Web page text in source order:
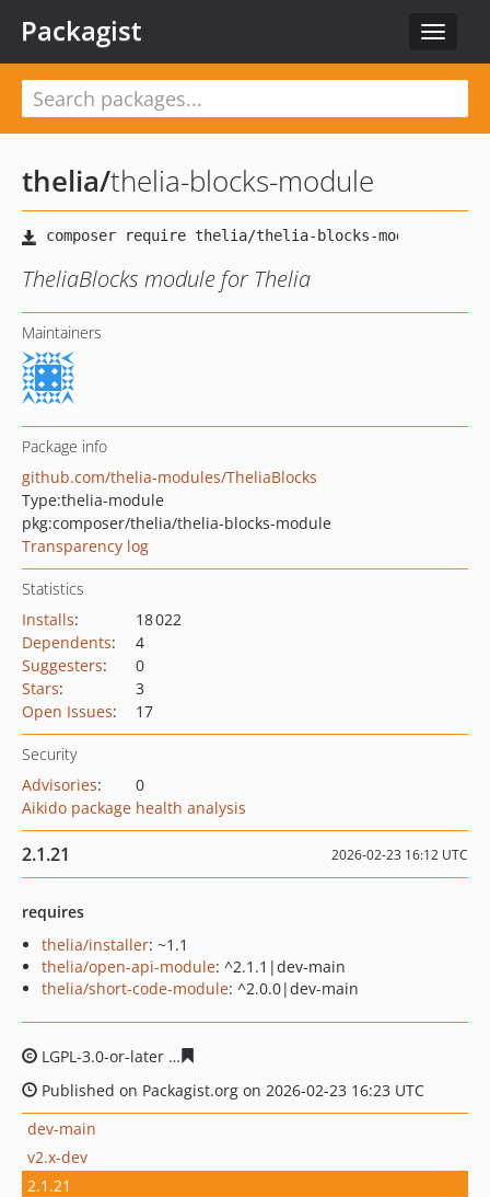
Toggle
Packagist
thelia/thelia-blocks-module
TheliaBlocks module for Thelia
Maintainers
Package info
github.com/thelia-modules/TheliaBlocks
Type:thelia-module
pkg:composer/thelia/thelia-blocks-module
Transparency log
Statistics
Installs:
18 022
Dependents:
4
Suggesters:
0
Stars:
3
Open Issues: 17
Security
Advisories:
0
Aikido package health analysis
2.1.21 2026-02-23 16:12 UTC
requires
thelia/installer: ~1.1
thelia/open-api-module: ^2.1.1|dev-main
thelia/short-code-module: ^2.0.0|dev-main
LGPL-3.0-or-later
Published on Packagist.org on 2026-02-23 16:23 UTC
dev-main
v2.x-dev
2.1.21